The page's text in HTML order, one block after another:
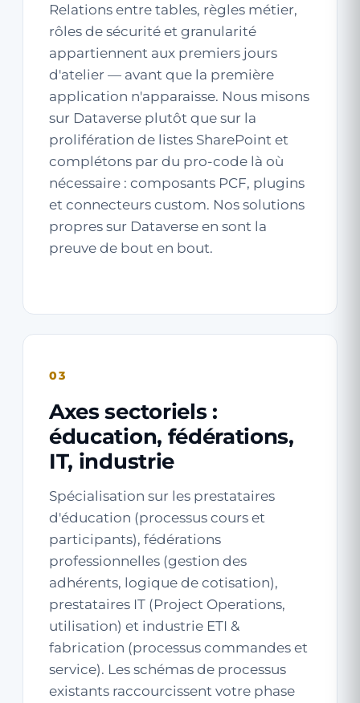
Relations entre tables, règles métier,
rôles de sécurité et granularité
appartiennent aux premiers jours
d'atelier — avant que la première
application n'apparaisse. Nous misons
sur Dataverse plutôt que sur la
prolifération de listes SharePoint et
complétons par du pro-code là où
nécessaire : composants PCF, plugins
et connecteurs custom. Nos solutions
propres sur Dataverse en sont la
preuve de bout en bout.
03
Axes sectoriels :
éducation, fédérations,
IT, industrie
Spécialisation sur les prestataires
d'éducation (processus cours et
participants), fédérations
professionnelles (gestion des
adhérents, logique de cotisation),
prestataires IT (Project Operations,
utilisation) et industrie ETI &
fabrication (processus commandes et
service). Les schémas de processus
existants raccourcissent votre phase